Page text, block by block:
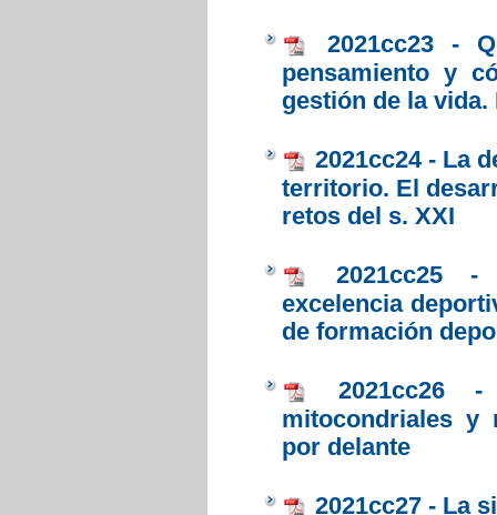
2021cc23 -
pensamiento y
gestión de la
2021cc24 - La
territorio. El
retos del s. XXI
2021cc25
excelencia
de formación
2021cc26 -
mitocondriales y
por delante
2021cc27 - La